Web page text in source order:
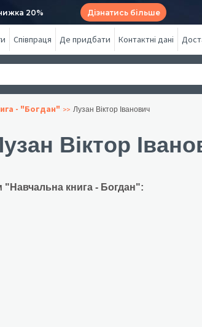
20% Дізнатись більше
Співпраця Де придбати Контактні дані
- "Богдан" Лузан Віктор Іванович
Віктор
"Навчальна книга - Богдан":